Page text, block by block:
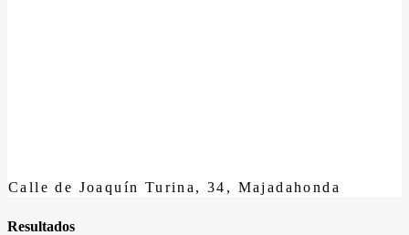
Calle de Joaquín Turina, 34, Majadahonda
Resultados